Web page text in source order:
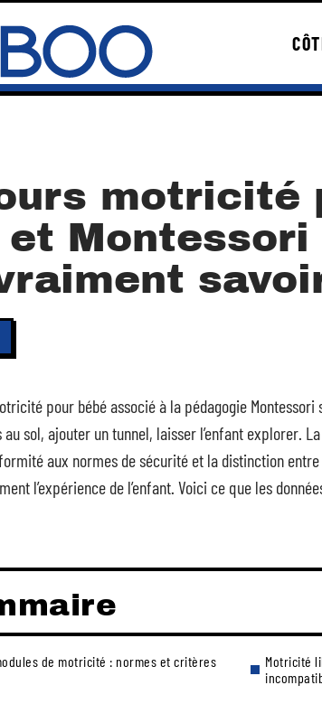
motricité
et Montessori
pour bébé associé à la pédagogie
au sol, ajouter un tunnel, laisser l’enfant explorer.
aux normes de sécurité et la distinction
l’expérience de l’enfant. Voici ce que les
de motricité : normes et critères
Motricité